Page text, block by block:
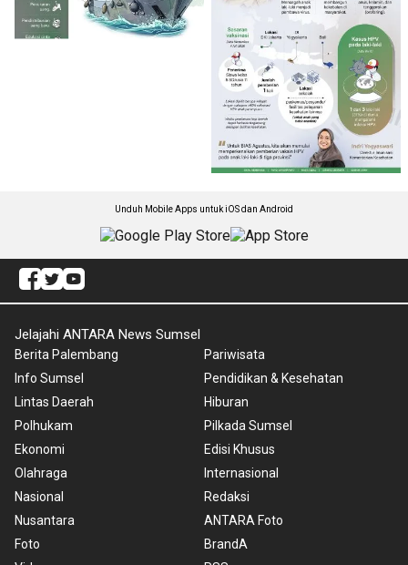
Unduh Mobile Apps untuk iOS dan Android
Jelajahi ANTARA News Sumsel
Berita Palembang
Info Sumsel
Lintas Daerah
Polhukam
Ekonomi
Olahraga
Nasional
Nusantara
Foto
Pariwisata
Pendidikan & Kesehatan
Hiburan
Pilkada Sumsel
Edisi Khusus
Internasional
Redaksi
ANTARA Foto
BrandA